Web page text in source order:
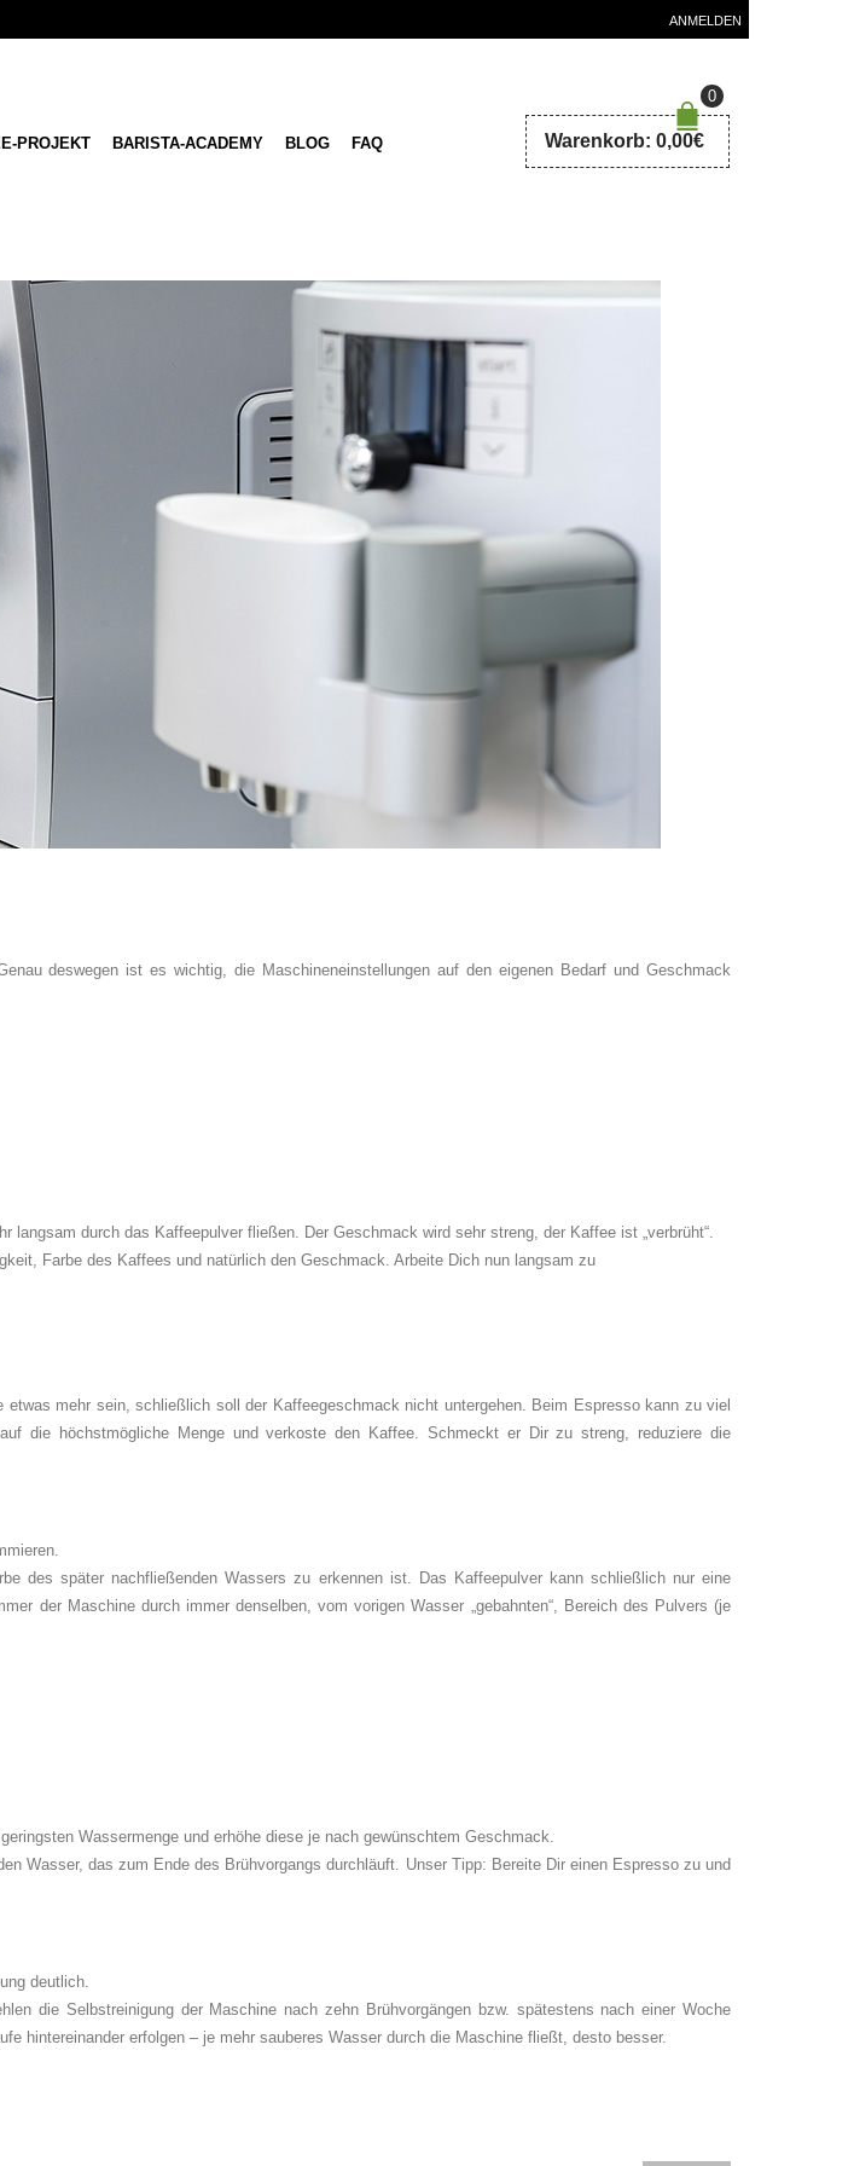
ANMELDEN
PROJEKT BARISTA-ACADEMY BLOG FAQ
0
Warenkorb: 0,00€
deswegen ist es wichtig, die Maschineneinstellungen auf den eigenen Bedarf und Geschmack
durch das Kaffeepulver fließen. Der Geschmack wird sehr streng, der Kaffee ist „verbrüht“.
Farbe des Kaffees und natürlich den Geschmack. Arbeite Dich nun langsam zu
mehr sein, schließlich soll der Kaffeegeschmack nicht untergehen. Beim Espresso kann zu viel
die höchstmögliche Menge und verkoste den Kaffee. Schmeckt er Dir zu streng, reduziere die
des später nachfließenden Wassers zu erkennen ist. Das Kaffeepulver kann schließlich nur eine
der Maschine durch immer denselben, vom vorigen Wasser „gebahnten“, Bereich des Pulvers (je
Wassermenge und erhöhe diese je nach gewünschtem Geschmack.
Wasser, das zum Ende des Brühvorgangs durchläuft. Unser Tipp: Bereite Dir einen Espresso zu und
deutlich.
die Selbstreinigung der Maschine nach zehn Brühvorgängen bzw. spätestens nach einer Woche
hintereinander erfolgen – je mehr sauberes Wasser durch die Maschine fließt, desto besser.